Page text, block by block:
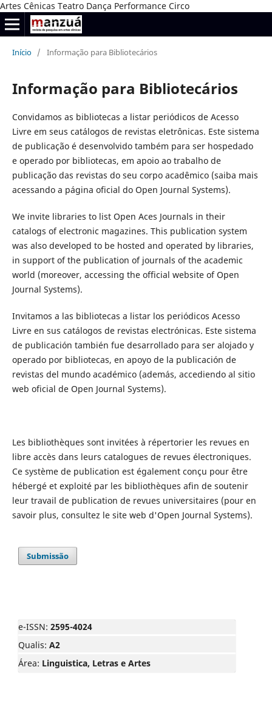
Artes Cênicas Teatro Dança Performance Circo
Início / Informação para Bibliotecários
Informação para Bibliotecários
Convidamos as bibliotecas a listar periódicos de Acesso
Livre em seus catálogos de revistas eletrônicas. Este sistema
de publicação é desenvolvido também para ser hospedado
e operado por bibliotecas, em apoio ao trabalho de
publicação das revistas do seu corpo acadêmico (saiba mais
acessando a página oficial do Open Journal Systems).
We invite libraries to list Open Aces Journals in their
catalogs of electronic magazines. This publication system
was also developed to be hosted and operated by libraries,
in support of the publication of journals of the academic
world (moreover, accessing the official website of Open
Journal Systems).
Invitamos a las bibliotecas a listar los periódicos Acesso
Livre en sus catálogos de revistas electrónicas. Este sistema
de publicación también fue desarrollado para ser alojado y
operado por bibliotecas, en apoyo de la publicación de
revistas del mundo académico (además, accediendo al sitio
web oficial de Open Journal Systems).
Les bibliothèques sont invitées à répertorier les revues en
libre accès dans leurs catalogues de revues électroniques.
Ce système de publication est également conçu pour être
hébergé et exploité par les bibliothèques afin de soutenir
leur travail de publication de revues universitaires (pour en
savoir plus, consultez le site web d'Open Journal Systems).
Submissão
e-ISSN: 2595-4024
Qualis: A2
Área: Linguistica, Letras e Artes